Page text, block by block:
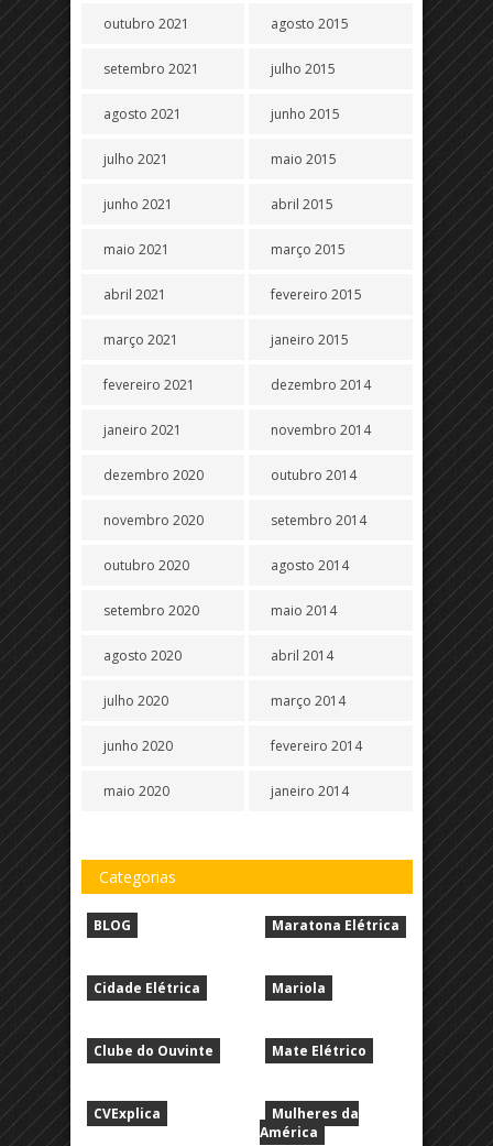
outubro 2021
setembro 2021
agosto 2021
julho 2021
junho 2021
maio 2021
abril 2021
março 2021
fevereiro 2021
janeiro 2021
dezembro 2020
novembro 2020
outubro 2020
setembro 2020
agosto 2020
julho 2020
junho 2020
maio 2020
agosto 2015
julho 2015
junho 2015
maio 2015
abril 2015
março 2015
fevereiro 2015
janeiro 2015
dezembro 2014
novembro 2014
outubro 2014
setembro 2014
agosto 2014
maio 2014
abril 2014
março 2014
fevereiro 2014
janeiro 2014
Categorias
BLOG
Cidade Elétrica
Clube do Ouvinte
CVExplica
Maratona Elétrica
Mariola
Mate Elétrico
Mulheres da
América